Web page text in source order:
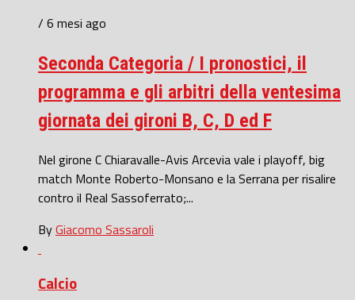
/ 6 mesi ago
Seconda Categoria / I pronostici, il
programma e gli arbitri della ventesima
giornata dei gironi B, C, D ed F
Nel girone C Chiaravalle-Avis Arcevia vale i playoff, big
match Monte Roberto-Monsano e la Serrana per risalire
contro il Real Sassoferrato;...
ByGiacomo Sassaroli
Calcio